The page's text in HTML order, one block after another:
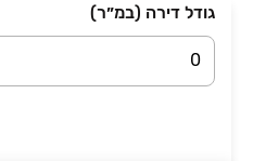
גודל דירה (במ״ר)
השארת פרטים
סיבת פנייה